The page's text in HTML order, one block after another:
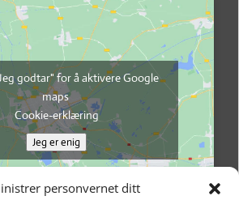
personvernet ditt
godtar" for å aktivere Google
maps
Cookie-erklæring
Jeg er enig